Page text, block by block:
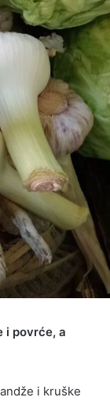
i povrće, a
i kruške